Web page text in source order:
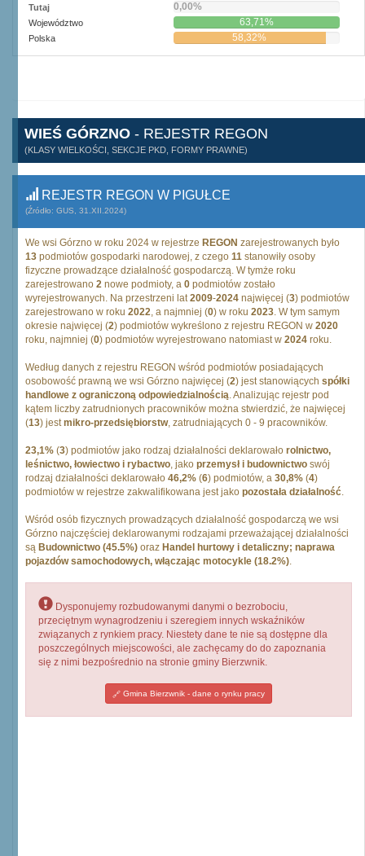
Tutaj 0,00%
Województwo 63,71%
Polska 58,32%
WIEŚ GÓRZNO - REJESTR REGON
(KLASY WIELKOŚCI, SEKCJE PKD, FORMY PRAWNE)
REJESTR REGON W PIGUŁCE
(Źródło: GUS, 31.XII.2024)
We wsi Górzno w roku 2024 w rejestrze REGON zarejestrowanych było
13 podmiotów gospodarki narodowej, z czego 11 stanowiły osoby
fizyczne prowadzące działalność gospodarczą. W tymże roku
zarejestrowano 2 nowe podmioty, a 0 podmiotów zostało
wyrejestrowanych. Na przestrzeni lat2009-2024 najwięcej (3) podmiotów
zarejestrowano w roku 2022, a najmniej (0) w roku 2023. W tym samym
okresie najwięcej (2) podmiotów wykreślono z rejestru REGON w 2020
roku, najmniej (0) podmiotów wyrejestrowano natomiast w 2024 roku.
Według danych z rejestru REGON wśród podmiotów posiadających
osobowość prawną we wsi Górzno najwięcej (2) jest stanowiących spółki
handlowe z ograniczoną odpowiedzialnością. Analizując rejestr pod
kątem liczby zatrudnionych pracowników można stwierdzić, że najwięcej
(13) jestmikro-przedsiębiorstw, zatrudniających 0 - 9 pracowników.
23,1% (3) podmiotów jako rodzaj działalności deklarowało rolnictwo,
leśnictwo, łowiectwo i rybactwo, jako przemysł i budownictwo swój
rodzaj działalności deklarowało 46,2% (6) podmiotów, a 30,8% (4)
podmiotów w rejestrze zakwalifikowana jest jako pozostała działalność.
Wśród osób fizycznych prowadzących działalność gospodarczą we wsi
Górzno najczęściej deklarowanymi rodzajami przeważającej działalności
są Budownictwo (45.5%) oraz Handel hurtowy i detaliczny; naprawa
pojazdów samochodowych, włączając motocykle (18.2%).
Dysponujemy rozbudowanymi danymi o bezrobociu,
przeciętnym wynagrodzeniu i szeregiem innych wskaźników
związanych z rynkiem pracy. Niestety dane te nie są dostępne dla
poszczególnych miejscowości, ale zachęcamy do do zapoznania
się z nimi bezpośrednio na stronie gminy Bierzwnik.
Gmina Bierzwnik - dane o rynku pracy